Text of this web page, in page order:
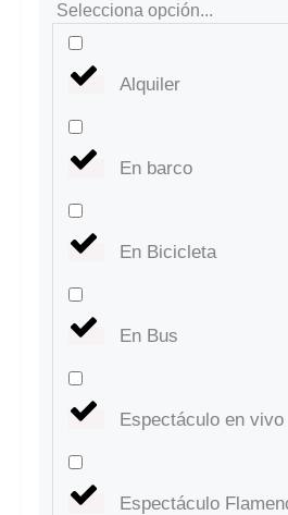
Selecciona opción...
Alquiler
En barco
En Bicicleta
En Bus
Espectáculo en vivo
Espectáculo